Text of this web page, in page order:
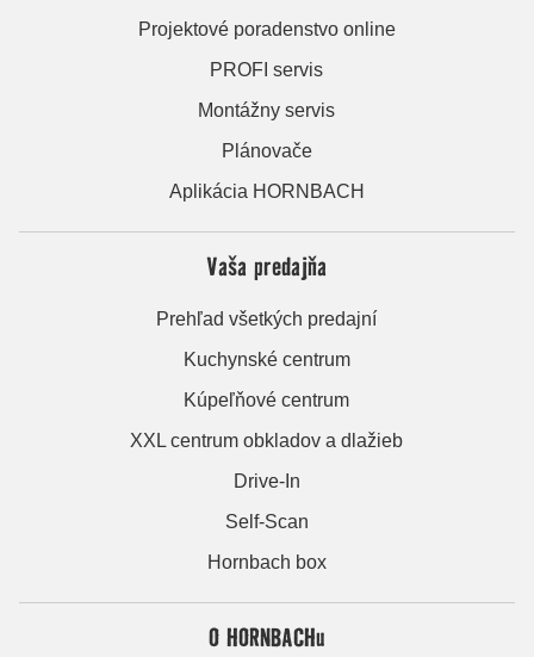
Projektové poradenstvo online
PROFI servis
Montážny servis
Plánovače
Aplikácia HORNBACH
Vaša predajňa
Prehľad všetkých predajní
Kuchynské centrum
Kúpeľňové centrum
XXL centrum obkladov a dlažieb
Drive-In
Self-Scan
Hornbach box
O HORNBACHu